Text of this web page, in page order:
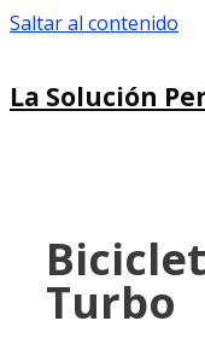
Saltar al contenido
La Solución
Turbo